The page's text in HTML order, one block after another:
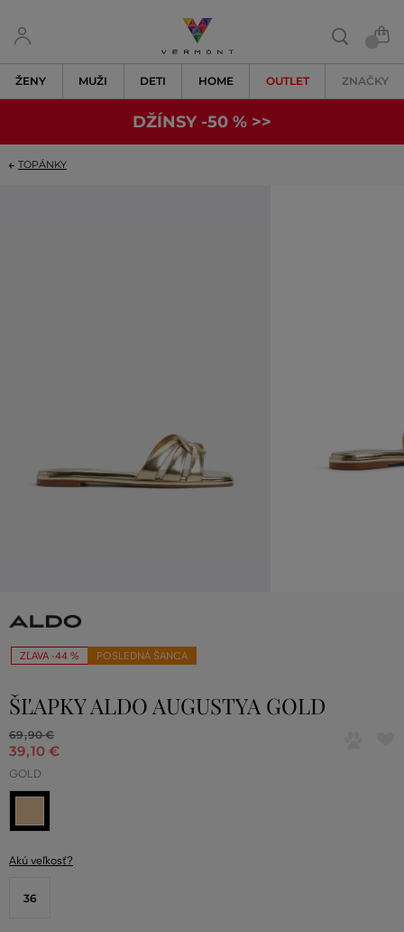
ŽENY MUŽI DETI HOME OUTLET ZNAČKY
DŽÍNSY -50 % >>
TOPÁNKY
ZĽAVA -44 % POSLEDNÁ ŠANCA
ŠĽAPKY ALDO AUGUSTYA GOLD
69,90 €
39,10 €
GOLD
Akú veľkosť?
36